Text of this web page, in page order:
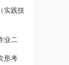
实践技
业二
形考